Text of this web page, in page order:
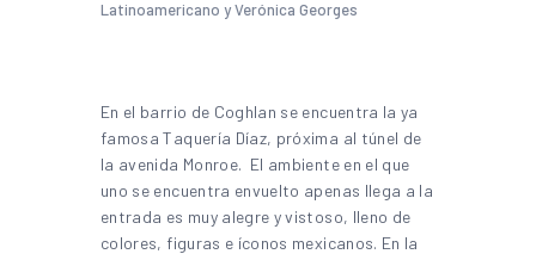
Latinoamericano y Verónica Georges
En el barrio de Coghlan se encuentra la ya
famosa Taquería Díaz, próxima al túnel de
la avenida Monroe. El ambiente en el que
uno se encuentra envuelto apenas llega a la
entrada es muy alegre y vistoso, lleno de
colores, figuras e íconos mexicanos. En la